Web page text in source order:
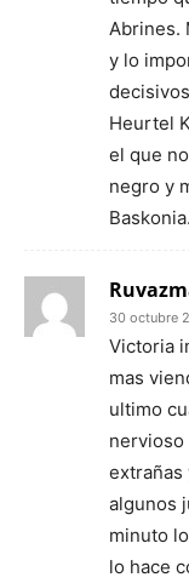
Abrines.
y lo
Heurtel
el que
negro y
30 octubre
Victoria
mas
ultimo
nervioso
extrañas
algunos
minuto
lo hace